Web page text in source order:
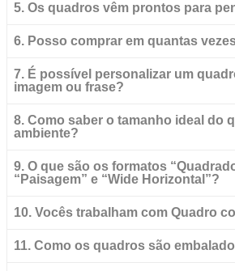
5. Os quadros vêm prontos para
6. Posso comprar em quantas
7. É possível personalizar um
imagem ou frase?
8. Como saber o tamanho ideal do
ambiente?
9. O que são os formatos
“Paisagem” e “Wide Horizontal”?
10. Vocês trabalham com Quadro
11. Como os quadros são